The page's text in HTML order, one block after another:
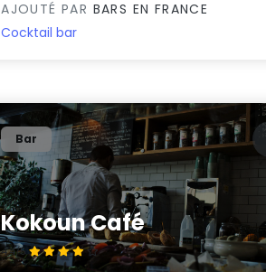
AJOUTÉ PAR BARS EN FRANCE
Cocktail bar
Kokoun Café
4.4/5
Bar